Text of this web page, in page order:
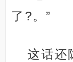
了?。”
这话还